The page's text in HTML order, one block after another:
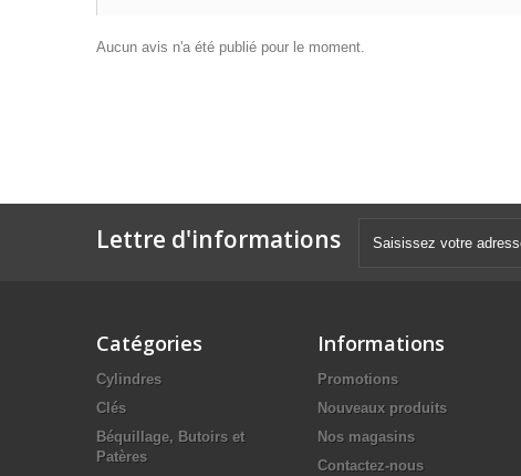
Aucun avis n'a été publié pour le moment.
Lettre d'informations
Catégories
Cylindres
Clés
Béquillage, Butoirs et
Patères
Informations
Promotions
Nouveaux produits
Nos magasins
Contactez-nous